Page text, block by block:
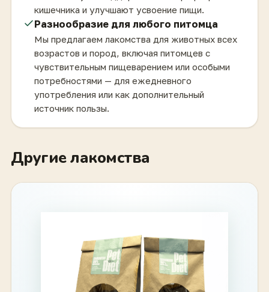
кишечника и улучшают усвоение пищи.
Разнообразие для любого питомца
Мы предлагаем лакомства для животных всех
возрастов и пород, включая питомцев с
чувствительным пищеварением или особыми
потребностями — для ежедневного
употребления или как дополнительный
источник пользы.
Другие лакомства